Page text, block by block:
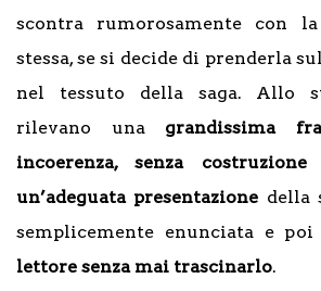
scontra rumorosamente con
stessa, se si decide di prenderla
nel tessuto della saga. Allo
rilevano una grandissima
incoerenza, senza
un’adeguata presentazione della
semplicemente enunciata e
lettore senza mai trascinarlo.